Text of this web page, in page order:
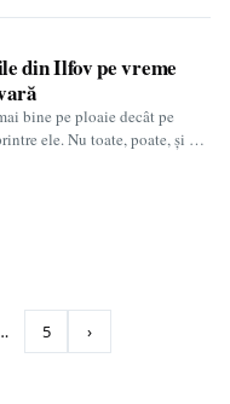
din Ilfov pe vreme
bine pe ploaie decât pe
ele. Nu toate, poate, și nu
5 ›